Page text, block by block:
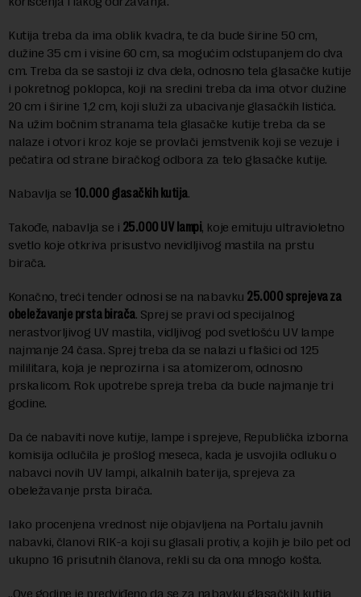
Kutija treba da ima oblik kvadra, te da bude širine 50 cm,
dužine 35 cm i visine 60 cm, sa mogućim odstupanjem do dva
cm. Treba da se sastoji iz dva dela, odnosno tela glasačke kutije
i pokretnog poklopca, koji na sredini treba da ima otvor dužine
20 cm i širine 1,2 cm, koji služi za ubacivanje glasačkih listića.
Na užim bočnim stranama tela glasačke kutije treba da se
nalaze i otvori kroz koje se provlači jemstvenik koji se vezuje i
pečatira od strane biračkog odbora za telo glasačke kutije.
Nabavlja se 10.000 glasačkih kutija.
Takođe, nabavlja se i 25.000 UV lampi, koje emituju ultravioletno
svetlo koje otkriva prisustvo nevidljivog mastila na prstu
birača.
Konačno, treći tender odnosi se na nabavku 25.000 sprejeva za
obeležavanje prsta birača. Sprej se pravi od specijalnog
nerastvorljivog UV mastila, vidljivog pod svetlošću UV lampe
najmanje 24 časa. Sprej treba da se nalazi u flašici od 125
mililitara, koja je neprozirna i sa atomizerom, odnosno
prskalicom. Rok upotrebe spreja treba da bude najmanje tri
godine.
Da će nabaviti nove kutije, lampe i sprejeve, Republička izborna
komisija odlučila je prošlog meseca, kada je usvojila odluku o
nabavci novih UV lampi, alkalnih baterija, sprejeva za
obeležavanje prsta birača.
Iako procenjena vrednost nije objavljena na Portalu javnih
nabavki, članovi RIK-a koji su glasali protiv, a kojih je bilo pet od
ukupno 16 prisutnih članova, rekli su da ona mnogo košta.
„Ove godine je predviđeno da se za nabavku glasačkih kutija